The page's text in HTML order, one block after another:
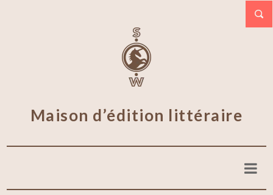
Maison d’édition littéraire